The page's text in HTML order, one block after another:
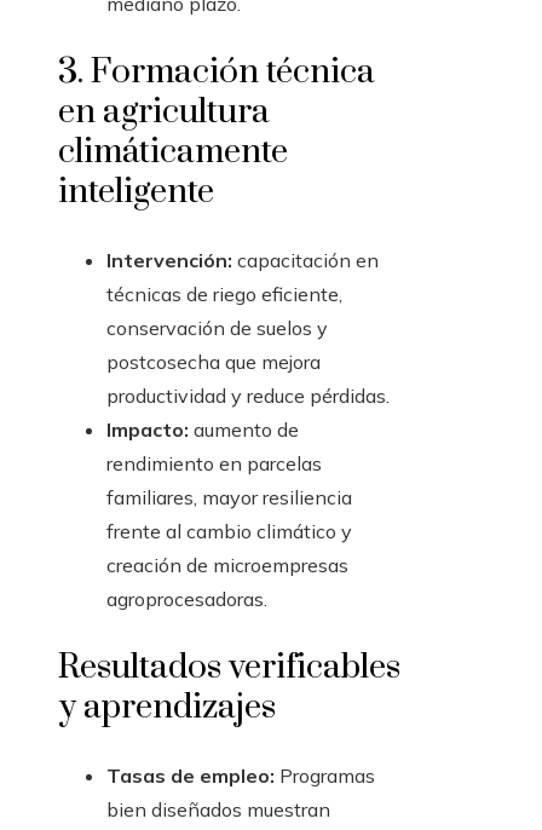
3. Formación técnica
en agricultura
climáticamente
inteligente
Intervención: capacitación en
técnicas de riego eficiente,
conservación de suelos y
postcosecha que mejora
productividad y reduce pérdidas.
Impacto: aumento de
rendimiento en parcelas
familiares, mayor resiliencia
frente al cambio climático y
creación de microempresas
agroprocesadoras.
Resultados verificables
y aprendizajes
Tasas de empleo: Programas
bien diseñados muestran